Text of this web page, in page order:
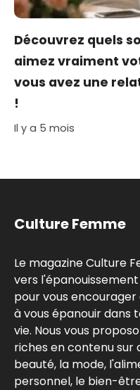
Découvrez quels
aimez vraiment
vous avez une
!
Il y a 5 mois
Culture Femme
Le magazine Culture
vers
pour vous
à vous épanouir dans
vie. Nous vous
riches en contenu sur
beauté, la mode,
personnel, le bien-